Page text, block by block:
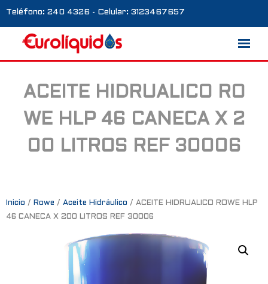
Teléfono: 240 4326 - Celular: 3123467657
Marcas
Nosotros
Blog
Contacto
ACEITE HIDRUALICO RO
WE HLP 46 CANECA X 2
00 LITROS REF 30006
Inicio / Rowe / Aceite Hidráulico / ACEITE HIDRUALICO ROWE HLP
46 CANECA X 200 LITROS REF 30006